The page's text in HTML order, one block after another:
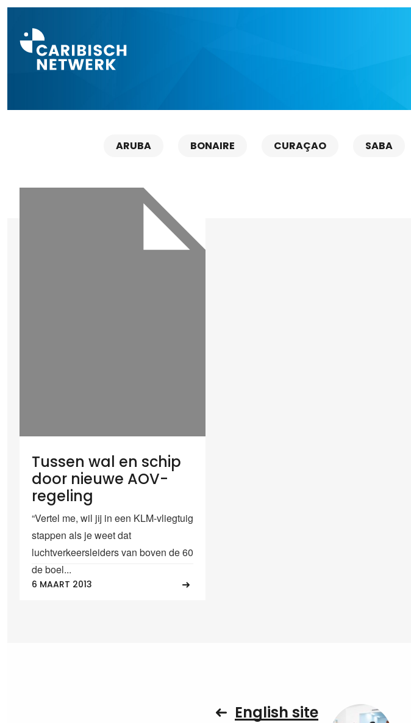
ARUBA BONAIRE CURAÇAO SABA
Tussen wal en schip
door nieuwe AOV-
regeling
“Vertel me, wil jij in een KLM-vliegtuig
stappen als je weet dat
luchtverkeersleiders van boven de 60
de boel...
6 MAART 2013
English site